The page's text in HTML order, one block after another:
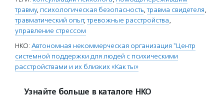
травму, психологическая безопасность,травма свидетеля,
травматический опыт,тревожные расстройства,
управление стрессом
НКО: Автономная некоммерческая организация "Центр
системной поддержки для людей с психическими
расстройствами и их близких «Как ты»
Узнайте больше в каталоге НКО